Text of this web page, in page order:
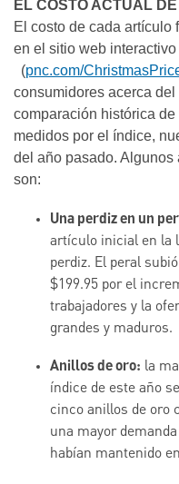
EL COSTO ACTUAL
El costo de cada artículo
en el sitio web
(pnc.com/
consumidores acerca
comparación histórica
medidos por el índice,
del año pasado.
son:
Una perdiz en un
artículo inicial en la
perdiz. El peral
$199.95 por el
trabajadores y la
grandes y maduros.
Anillos de oro: la
índice de este año
cinco anillos de oro
una mayor
habían mantenido